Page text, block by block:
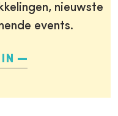
nieuwste
events.